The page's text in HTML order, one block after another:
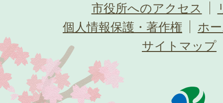
市役所へのアクセス
個人情報保護・著作権
ホ
サイトマップ